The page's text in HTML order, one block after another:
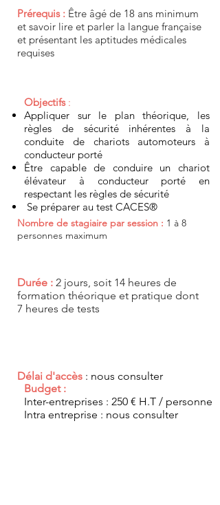
Prérequis : Être âgé de 18 ans minimum
et savoir lire et parler la langue française
et présentant les aptitudes médicales
requises
Objectifs :
Appliquer sur le plan théorique, les
règles de sécurité inhérentes à la
conduite de chariots automoteurs à
conducteur porté
Être capable de conduire un chariot
élévateur à conducteur porté en
respectant les règles de sécurité
Se préparer au test CACES®
Nombre de stagiaire par session : 1 à 8
personnes maximum
Durée : 2 jours, soit 14 heures de
formation théorique et pratique dont
7 heures de tests
Budget :
Inter-entreprises : 250 € H.T / personne
Intra entreprise : nous consulter
Délai d'accès : nous consulter